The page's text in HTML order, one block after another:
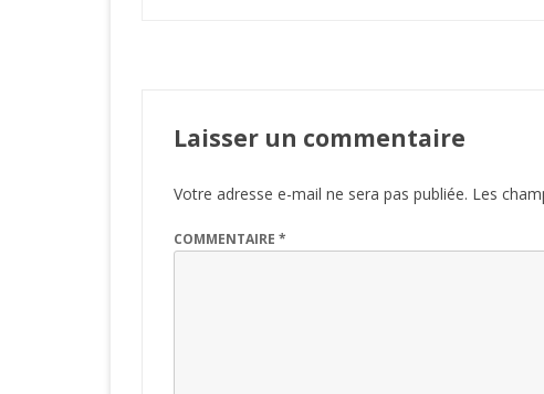
Laisser un commentaire
Votre adresse e-mail ne sera pas publiée. Les
COMMENTAIRE *